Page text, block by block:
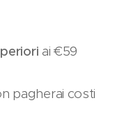
ai €59
pagherai costi